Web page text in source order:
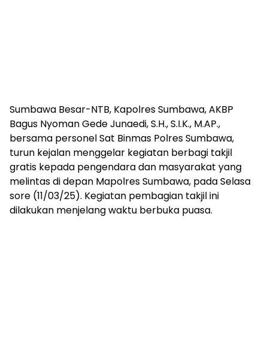
Sumbawa Besar-NTB, Kapolres Sumbawa, AKBP
Bagus Nyoman Gede Junaedi, S.H., S.I.K., M.AP.,
bersama personel Sat Binmas Polres Sumbawa,
turun kejalan menggelar kegiatan berbagi takjil
gratis kepada pengendara dan masyarakat yang
melintas di depan Mapolres Sumbawa, pada Selasa
sore (11/03/25). Kegiatan pembagian takjil ini
dilakukan menjelang waktu berbuka puasa.